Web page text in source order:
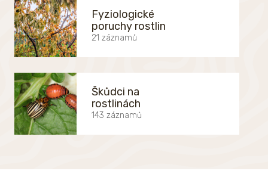
Fyziologické
poruchy rostlin
21 záznamů
Škůdci na
rostlinách
143 záznamů